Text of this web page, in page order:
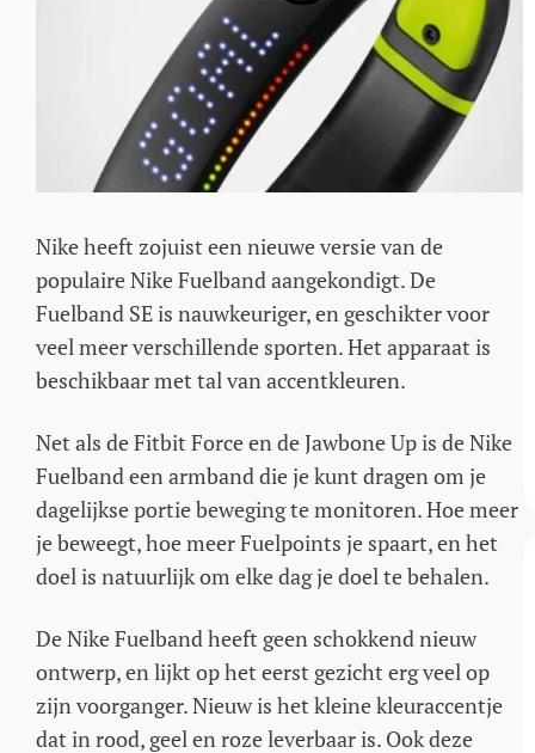
Nike heeft zojuist een nieuwe versie van de
populaire Nike Fuelband aangekondigt. De
Fuelband SE is nauwkeuriger, en geschikter voor
veel meer verschillende sporten. Het apparaat is
beschikbaar met tal van accentkleuren.
Net als de Fitbit Force en de Jawbone Up is de Nike
Fuelband een armband die je kunt dragen om je
dagelijkse portie beweging te monitoren. Hoe meer
je beweegt, hoe meer Fuelpoints je spaart, en het
doel is natuurlijk om elke dag je doel te behalen.
De Nike Fuelband heeft geen schokkend nieuw
ontwerp, en lijkt op het eerst gezicht erg veel op
zijn voorganger. Nieuw is het kleine kleuraccentje
dat in rood, geel en roze leverbaar is. Ook deze